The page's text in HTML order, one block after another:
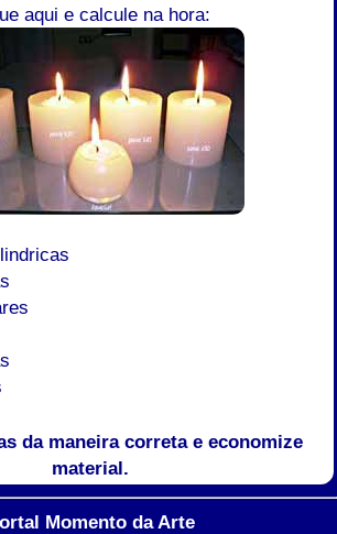
aqui e calcule na hora:
da maneira correta e economize
material.
Momento da Arte